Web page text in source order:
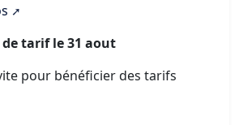
tarif le 31 aout
pour bénéficier des tarifs